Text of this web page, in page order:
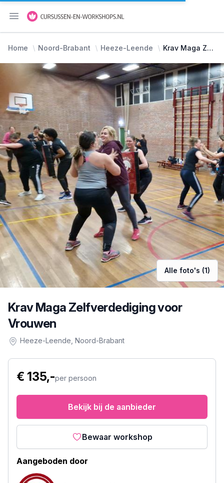
Menu openen
Home Noord-Brabant Heeze-Leende Krav Maga Zelfverdediging voor Vrouwen
Alle foto's (1)
Krav Maga Zelfverdediging voor
Vrouwen
Heeze-Leende , Noord-Brabant
€ 135,-per persoon
Bekijk bij de aanbieder
Bewaar workshop
Aangeboden door